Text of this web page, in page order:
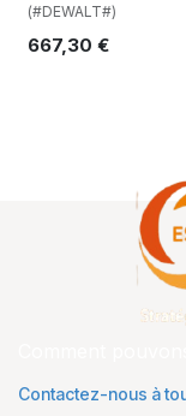
(#DEWALT#)
667,30 €
Contactez-nous à